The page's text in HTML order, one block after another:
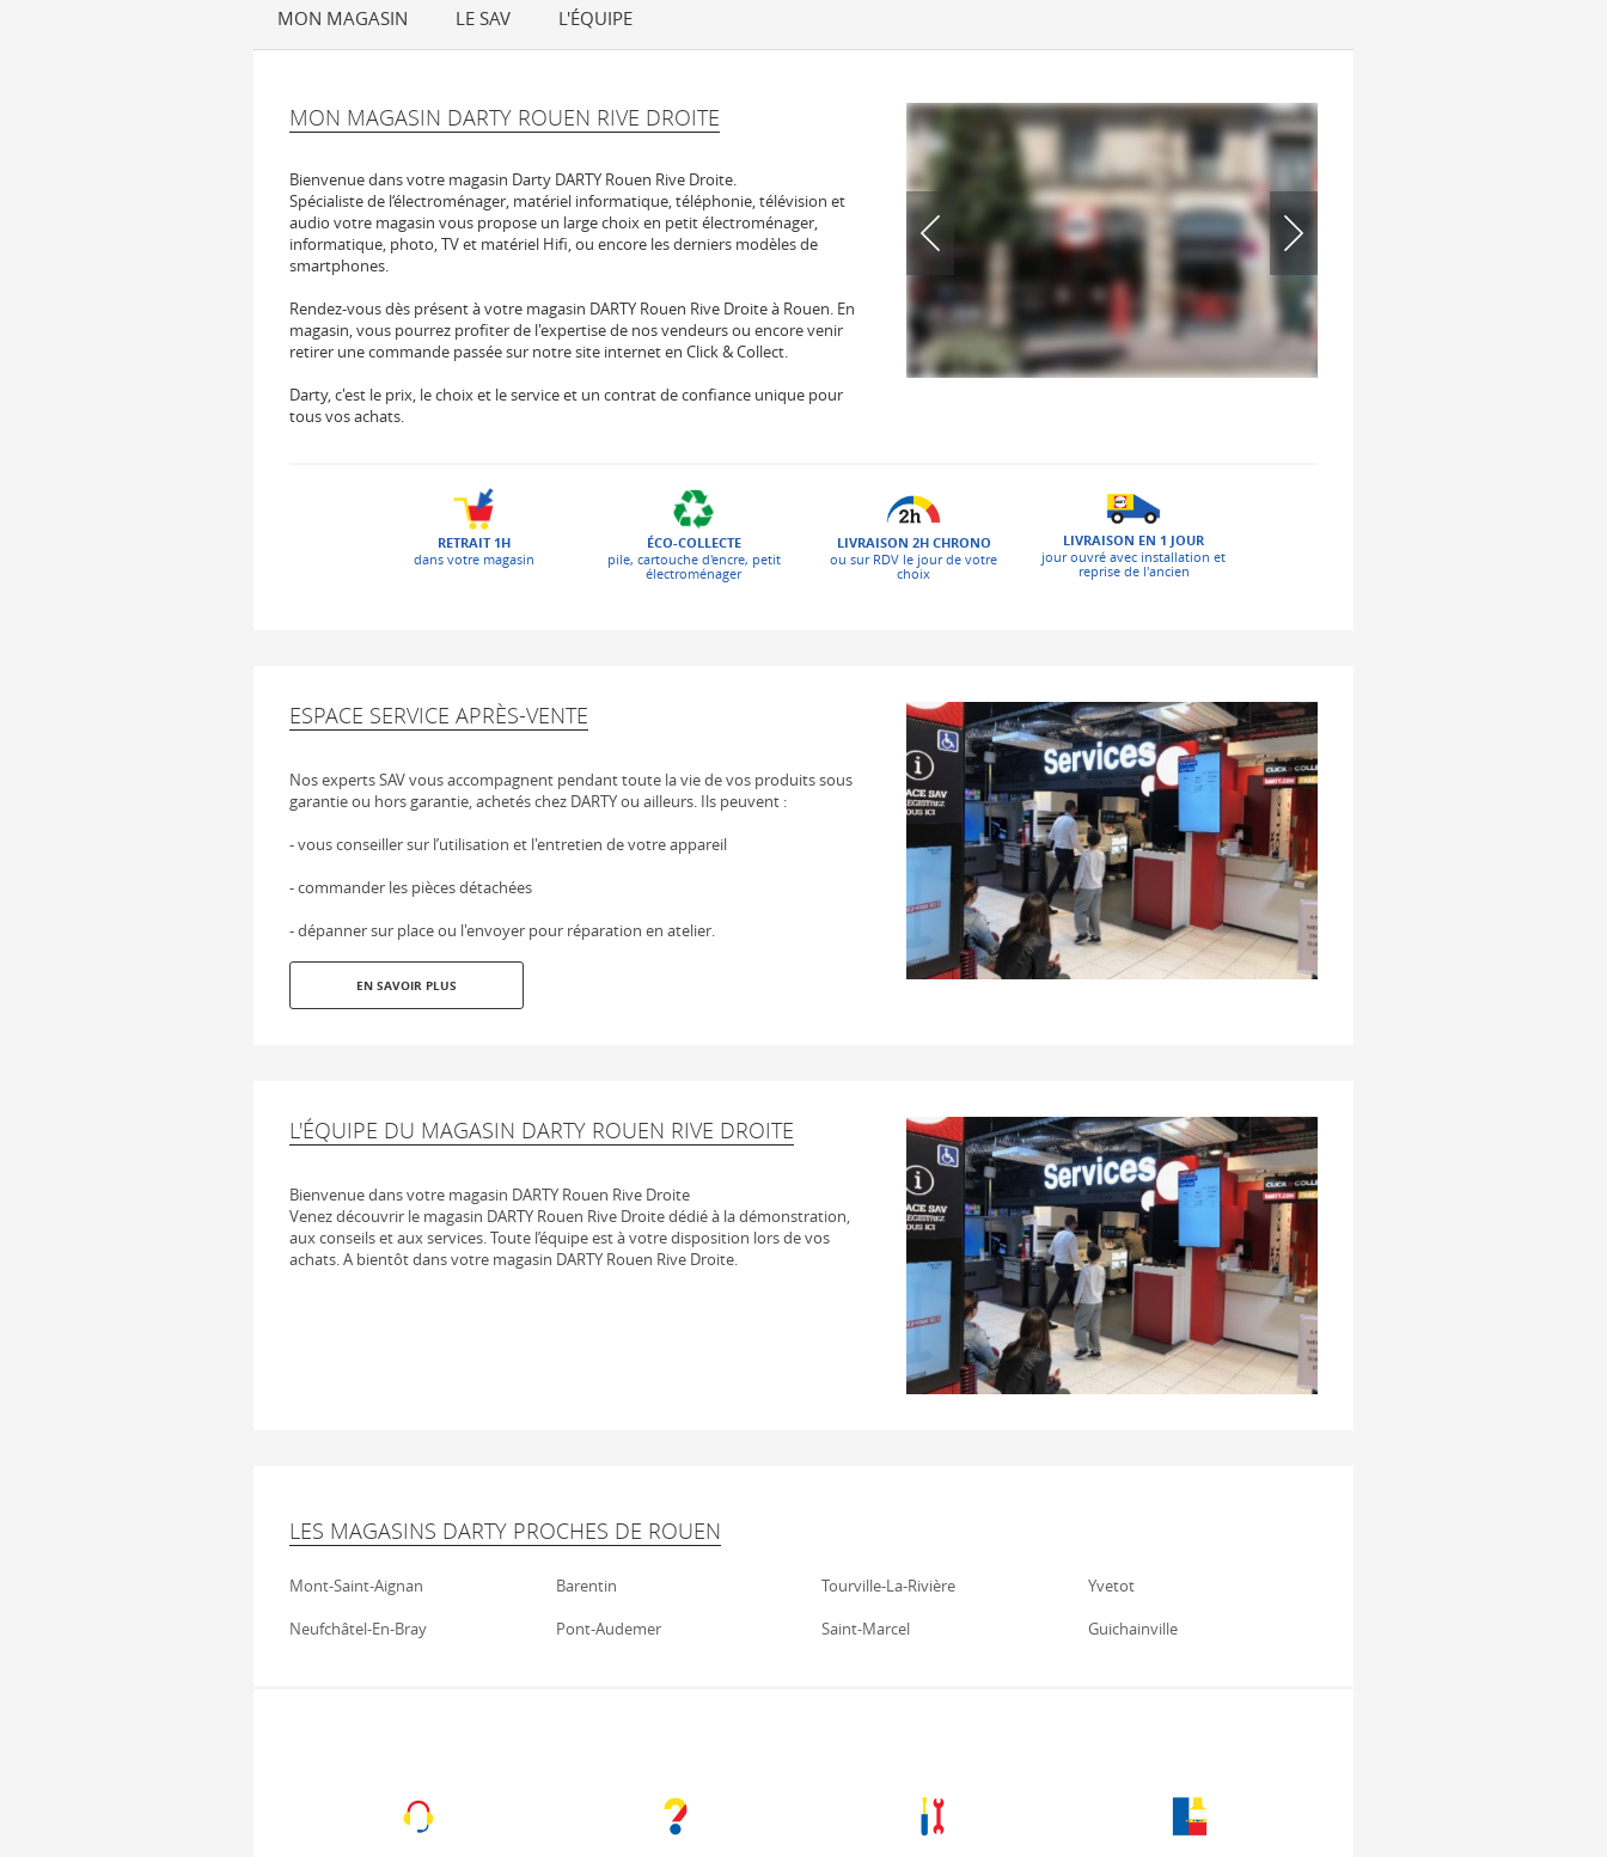
MON MAGASIN LE SAV L'ÉQUIPE
MON MAGASIN DARTY ROUEN RIVE DROITE
Bienvenue dans votre magasin Darty DARTY Rouen Rive Droite.
Spécialiste de l‘électroménager, matériel informatique, téléphonie, télévision et
audio votre magasin vous propose un large choix en petit électroménager,
informatique, photo, TV et matériel Hifi, ou encore les derniers modèles de
smartphones.
Rendez-vous dès présent à votre magasin DARTY Rouen Rive Droite à Rouen. En
magasin, vous pourrez profiter de l'expertise de nos vendeurs ou encore venir
retirer une commande passée sur notre site internet en Click & Collect.
Darty, c'est le prix, le choix et le service et un contrat de confiance unique pour
tous vos achats.
RETRAIT 1H
dans votre magasin
ÉCO-COLLECTE
pile, cartouche d'encre, petit
électroménager
LIVRAISON 2H CHRONO
ou sur RDV le jour de votre
choix
LIVRAISON EN 1 JOUR
jour ouvré avec installation et
reprise de l'ancien
ESPACE SERVICE APRÈS-VENTE
Nos experts SAV vous accompagnent pendant toute la vie de vos produits sous
garantie ou hors garantie, achetés chez DARTY ou ailleurs. Ils peuvent :
- vous conseiller sur l’utilisation et l'entretien de votre appareil
- commander les pièces détachées
- dépanner sur place ou l'envoyer pour réparation en atelier.
EN SAVOIR PLUS
L'ÉQUIPE DU MAGASIN DARTY ROUEN RIVE DROITE
Bienvenue dans votre magasin DARTY Rouen Rive Droite
Venez découvrir le magasin DARTY Rouen Rive Droite dédié à la démonstration,
aux conseils et aux services. Toute l’équipe est à votre disposition lors de vos
achats. A bientôt dans votre magasin DARTY Rouen Rive Droite.
LES MAGASINS DARTY PROCHES DE ROUEN
Mont-Saint-Aignan Barentin Tourville-La-Rivière
Yvetot
Neufchâtel-En-Bray
Pont-Audemer Saint-Marcel Guichainville